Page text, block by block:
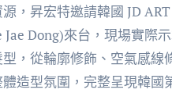
，昇宏特邀請韓國 JD
Jae Dong)來台，現場實際
，從輪廓修飾、空氣感線
造型氛圍，完整呈現韓國